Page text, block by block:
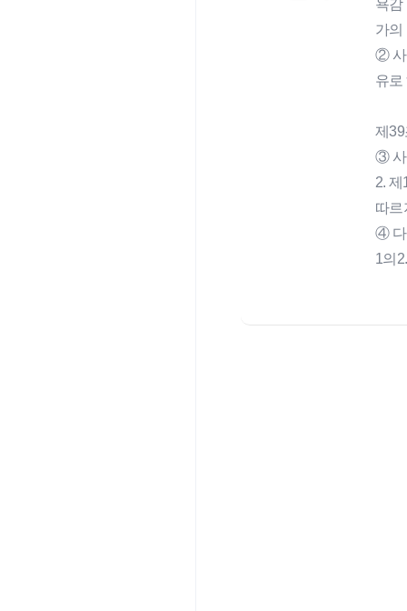
욕감
가의
② 사
유로
제
③ 사
2.
따르
④ 다
1의